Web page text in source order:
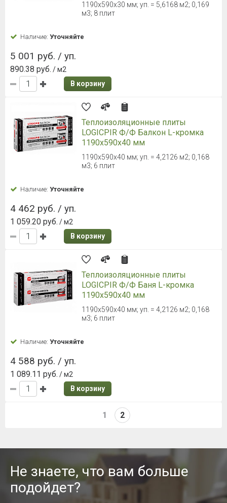
1190x590x30 мм; уп. = 5,6168 м2; 0,169
м3; 8 плит
Наличие: Уточняйте
5 001 руб. / уп.
890.38 руб. / м2
В корзину
Теплоизоляционные плиты
LOGICPIR Ф/Ф Балкон L-кромка
1190х590х40 мм
1190x590x40 мм; уп. = 4,2126 м2; 0,168
м3; 6 плит
Наличие: Уточняйте
4 462 руб. / уп.
1 059.20 руб. / м2
В корзину
Теплоизоляционные плиты
LOGICPIR Ф/Ф Баня L-кромка
1190х590х40 мм
1190x590x40 мм; уп. = 4,2126 м2; 0,168
м3; 6 плит
Наличие: Уточняйте
4 588 руб. / уп.
1 089.11 руб. / м2
В корзину
1 2
Не знаете, что вам больше
подойдет?